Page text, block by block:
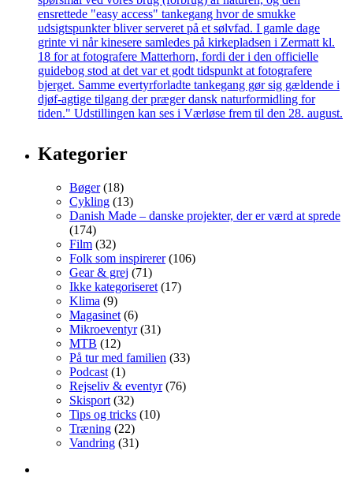
Kategorier
Bøger(18)
Cykling (13)
Danish Made – danske projekter, der er værd at sprede
(174)
Film (32)
Folk som inspirerer(106)
Gear & grej (71)
Ikke kategoriseret (17)
Klima (9)
Magasinet (6)
Mikroeventyr(31)
MTB (12)
På tur med familien (33)
Podcast (1)
Rejseliv & eventyr(76)
Skisport (32)
Tips og tricks (10)
Træning (22)
Vandring (31)